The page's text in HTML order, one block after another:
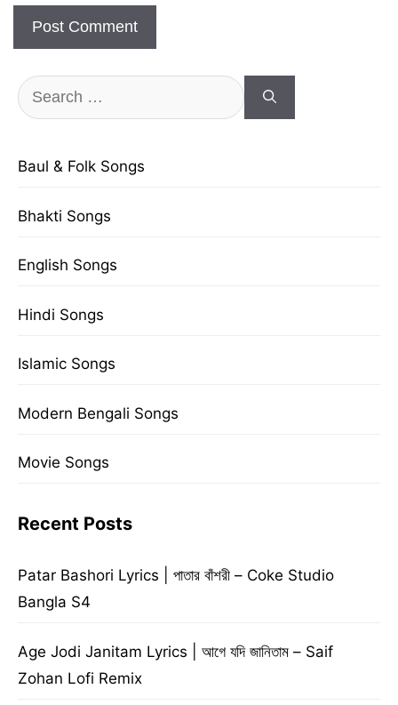
Search
for:
Baul & Folk Songs
Bhakti Songs
English Songs
Hindi Songs
Islamic Songs
Modern Bengali Songs
Movie Songs
Recent Posts
Patar Bashori Lyrics | পাতার বাঁশরী – Coke Studio
Bangla S4
Age Jodi Janitam Lyrics | আগে যদি জানিতাম – Saif
Zohan Lofi Remix